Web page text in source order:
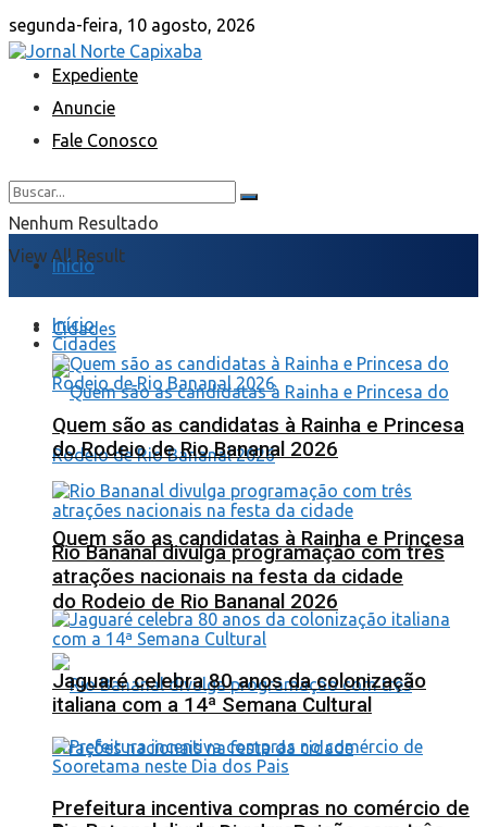
segunda-feira, 10 agosto, 2026
Expediente
Anuncie
Fale Conosco
Nenhum Resultado
View All Result
Início
Cidades
Quem são as candidatas à Rainha e Princesa
do Rodeio de Rio Bananal 2026
Início
Cidades
Quem são as candidatas à Rainha e Princesa
do Rodeio de Rio Bananal 2026
Rio Bananal divulga programação com três
atrações nacionais na festa da cidade
Jaguaré celebra 80 anos da colonização
italiana com a 14ª Semana Cultural
Prefeitura incentiva compras no comércio de